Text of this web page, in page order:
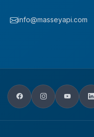
info@masseyapi.com